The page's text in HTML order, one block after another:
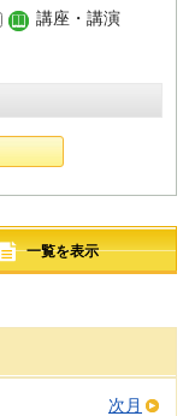
講座・講演
一覧を表示
次月